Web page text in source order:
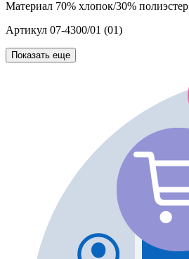
Материал 70% хлопок/30% полиэстер
Артикул 07-4300/01 (01)
Показать еще